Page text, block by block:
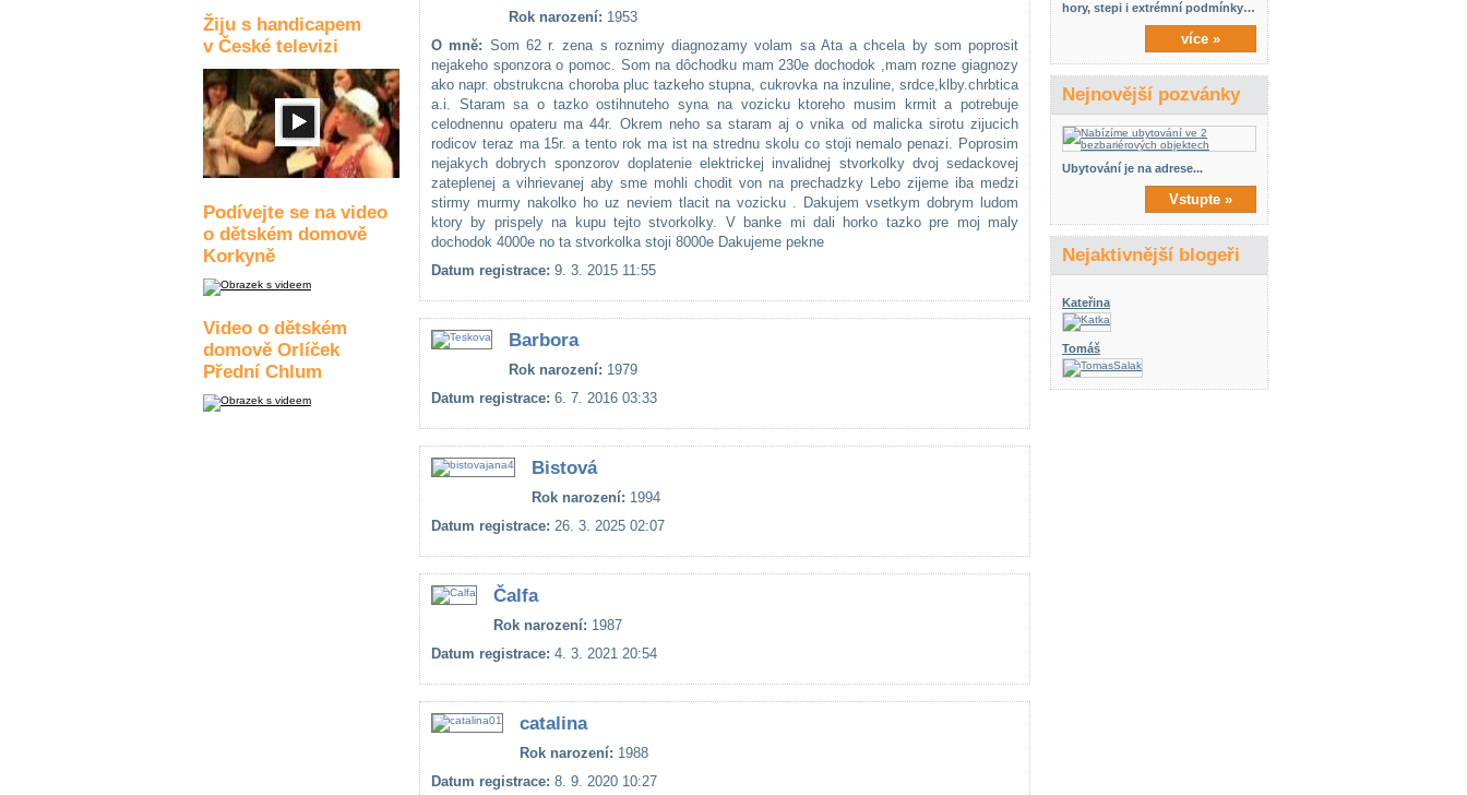
Žiju s handicapem
v České televizi
Podívejte se na video
o dětském domově
Korkyně
Video o dětském
domově Orlíček
Přední Chlum
Rok narození: 1953
O mně: Som 62 r. zena s roznimy diagnozamy volam sa Ata a chcela by som poprosit
nejakeho sponzora o pomoc. Som na dôchodku mam 230e dochodok ,mam rozne giagnozy
ako napr. obstrukcna choroba pluc tazkeho stupna, cukrovka na inzuline, srdce,klby.chrbtica
a.i. Staram sa o tazko ostihnuteho syna na vozicku ktoreho musim krmit a potrebuje
celodnennu opateru ma 44r. Okrem neho sa staram aj o vnika od malicka sirotu zijucich
rodicov teraz ma 15r. a tento rok ma ist na strednu skolu co stoji nemalo penazi. Poprosim
nejakych dobrych sponzorov doplatenie elektrickej invalidnej stvorkolky dvoj sedackovej
zateplenej a vihrievanej aby sme mohli chodit von na prechadzky Lebo zijeme iba medzi
stirmy murmy nakolko ho uz neviem tlacit na vozicku . Dakujem vsetkym dobrym ludom
ktory by prispely na kupu tejto stvorkolky. V banke mi dali horko tazko pre moj maly
dochodok 4000e no ta stvorkolka stoji 8000e Dakujeme pekne
Datum registrace: 9. 3. 2015 11:55
Barbora
Rok narození: 1979
Datum registrace: 6. 7. 2016 03:33
Bistová
Rok narození: 1994
Datum registrace: 26. 3. 2025 02:07
Čalfa
Rok narození: 1987
Datum registrace: 4. 3. 2021 20:54
catalina
Rok narození: 1988
Datum registrace: 8. 9. 2020 10:27
hory, stepi i extrémní podmínky…
více »
Nejnovější pozvánky
Ubytování je na adrese...
Vstupte »
Nejaktivnější blogeři
Kateřina
Tomáš